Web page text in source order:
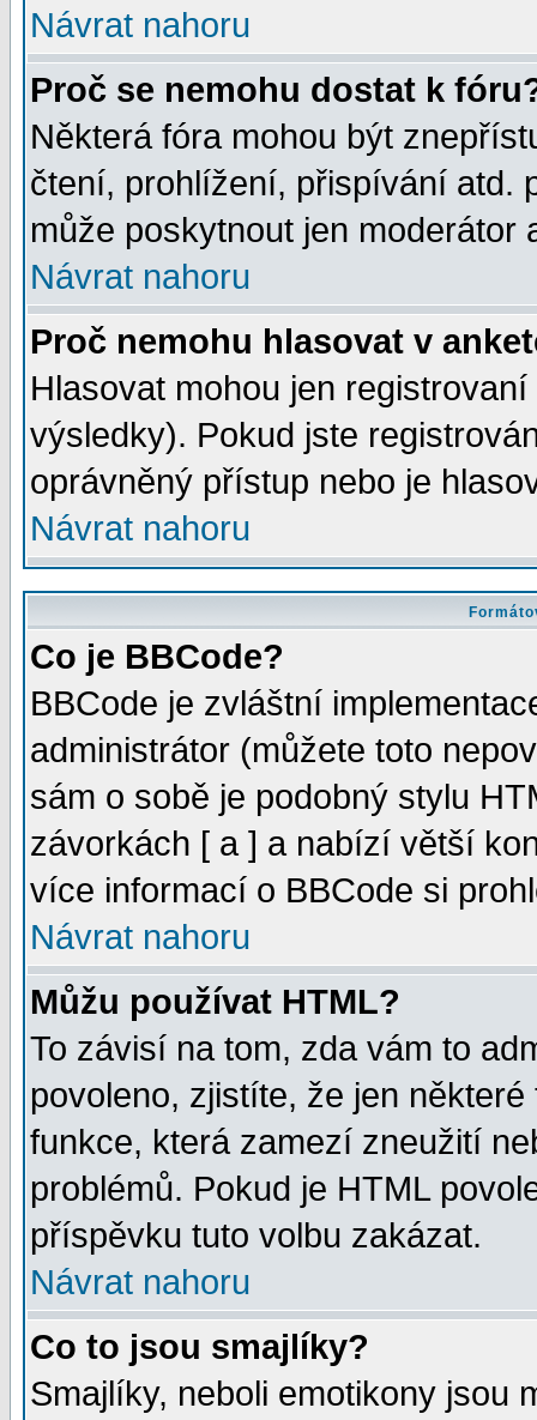
Návrat nahoru
Proč se nemohu dostat k
Některá fóra mohou být
čtení, prohlížení, přispívání atd.
může poskytnout jen moderátor
Návrat nahoru
Proč nemohu hlasovat v
Hlasovat mohou jen
výsledky). Pokud jste
oprávněný přístup nebo je
Návrat nahoru
Co je BBCode?
BBCode je zvláštní
administrátor (můžete toto
sám o sobě je podobný stylu
závorkách [ a ] a nabízí větší
více informací o BBCode si
Návrat nahoru
Můžu používat HTML?
To závisí na tom, zda vám to
povoleno, zjistíte, že jen
funkce, která zamezí zneužití
problémů. Pokud je HTML
příspěvku tuto volbu zakázat.
Návrat nahoru
Co to jsou smajlíky?
Smajlíky, neboli emotikony jsou